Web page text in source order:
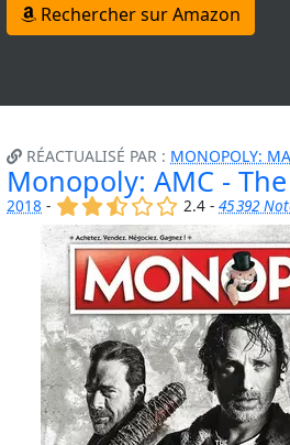
Rechercher sur Amazon
RÉACTUALISÉ PAR : MONOPOLY:
Monopoly: AMC -
2018 - (x) (x) (,) () ()
2.4 -45 392